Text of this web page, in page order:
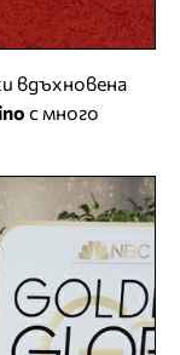
вдъхновена
с много